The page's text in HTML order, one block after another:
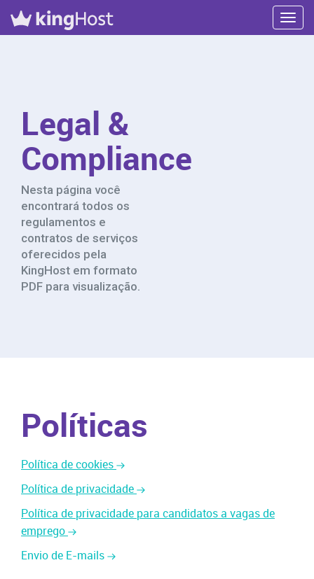
Legal &
Compliance
Nesta página você
encontrará todos os
regulamentos e
contratos de serviços
oferecidos pela
KingHost em formato
PDF para visualização.
Políticas
Política de cookies
Política de privacidade
Política de privacidade para candidatos a vagas de
emprego
Envio de E-mails